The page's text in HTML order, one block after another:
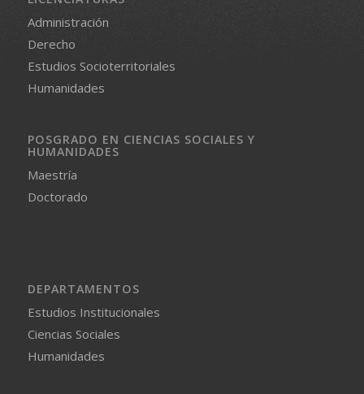
Administración
Derecho
Estudios Socioterritoriales
Humanidades
POSGRADO EN CIENCIAS SOCIALES Y
HUMANIDADES
Maestría
Doctorado
DEPARTAMENTOS
Estudios Institucionales
Ciencias Sociales
Humanidades